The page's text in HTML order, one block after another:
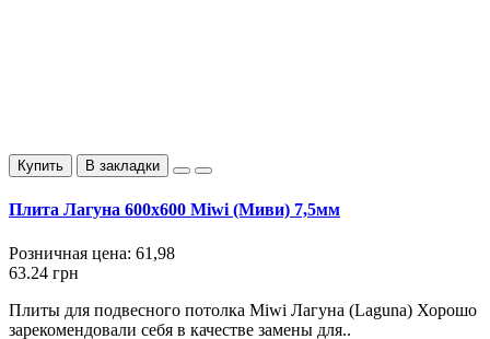
Купить В закладки
Плита Лагуна 600х600 Miwi (Миви) 7,5мм
Розничная цена: 61,98
63.24 грн
Плиты для подвесного потолка Miwi Лагуна (Laguna) Хорошо
зарекомендовали себя в качестве замены для..